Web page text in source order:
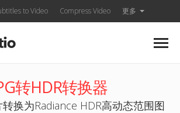
to Video Compress Video 更多
转HDR转换器
转换为Radiance HDR高动态范围图